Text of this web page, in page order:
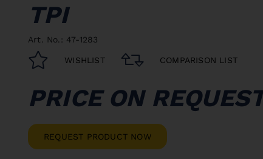
TPI
Art. No.: 47-1283
WISHLIST COMPARISON LIST
PRICE ON
REQUEST PRODUCT NOW